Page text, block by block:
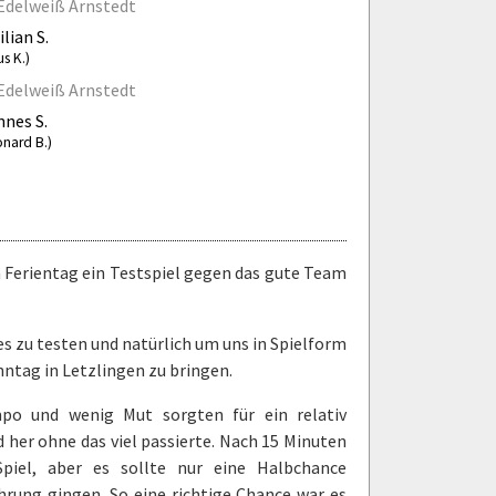
Arnstedt
S.
K.)
Arnstedt
S.
B.)
ein Testspiel gegen das gute Team
zu testen und natürlich um uns in Spielform
in Letzlingen zu bringen.
und wenig Mut sorgten für ein relativ
ohne das viel passierte. Nach 15 Minuten
aber es sollte nur eine Halbchance